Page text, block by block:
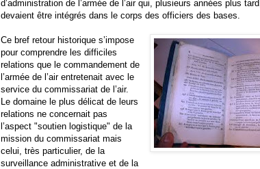
d’administration de l’armée de l’air qui, plusieurs années plus tard,
devaient être intégrés dans le corps des officiers des bases.
Ce bref retour historique s’impose
pour comprendre les difficiles
relations que le commandement de
l’armée de l’air entretenait avec le
service du commissariat de l’air.
Le domaine le plus délicat de leurs
relations ne concernait pas
l’aspect "soutien logistique" de la
mission du commissariat mais
celui, très particulier, de la
surveillance administrative et de la